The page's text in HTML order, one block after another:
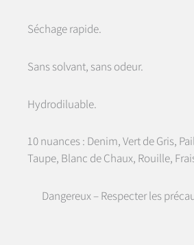
Séchage rapide.
Sans solvant, sans odeur.
Hydrodiluable.
10 nuances : Denim, Vert de Gris,
Taupe, Blanc de Chaux, Rouille,
Dangereux – Respecter les